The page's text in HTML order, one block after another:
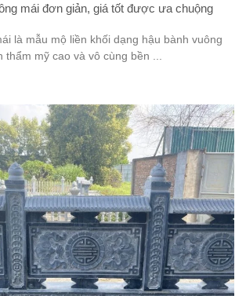
mái đơn giản, giá tốt được ưa chuộng
là mẫu mộ liền khối dạng hậu bành vuông
thẩm mỹ cao và vô cùng bền ...